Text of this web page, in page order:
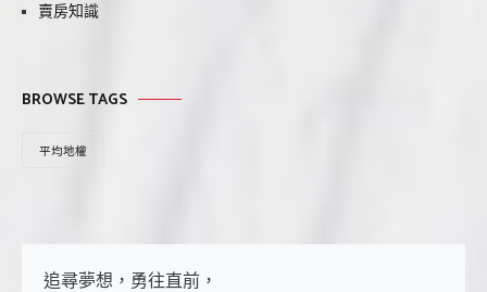
賣房知識
BROWSE TAGS
平均地權
追尋夢想，勇往直前，